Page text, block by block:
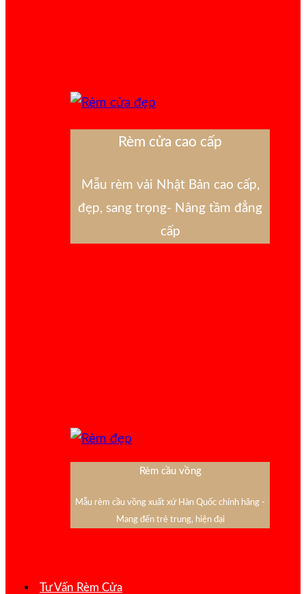
Rèm cửa cao cấp
Mẫu rèm vải Nhật Bản cao cấp,
đẹp, sang trọng- Nâng tầm đẳng
cấp
Rèm cầu vồng
Mẫu rèm cầu vồng xuất xứ Hàn Quốc chính hãng -
Mang đến trẻ trung, hiện đại
Tư Vấn Rèm Cửa